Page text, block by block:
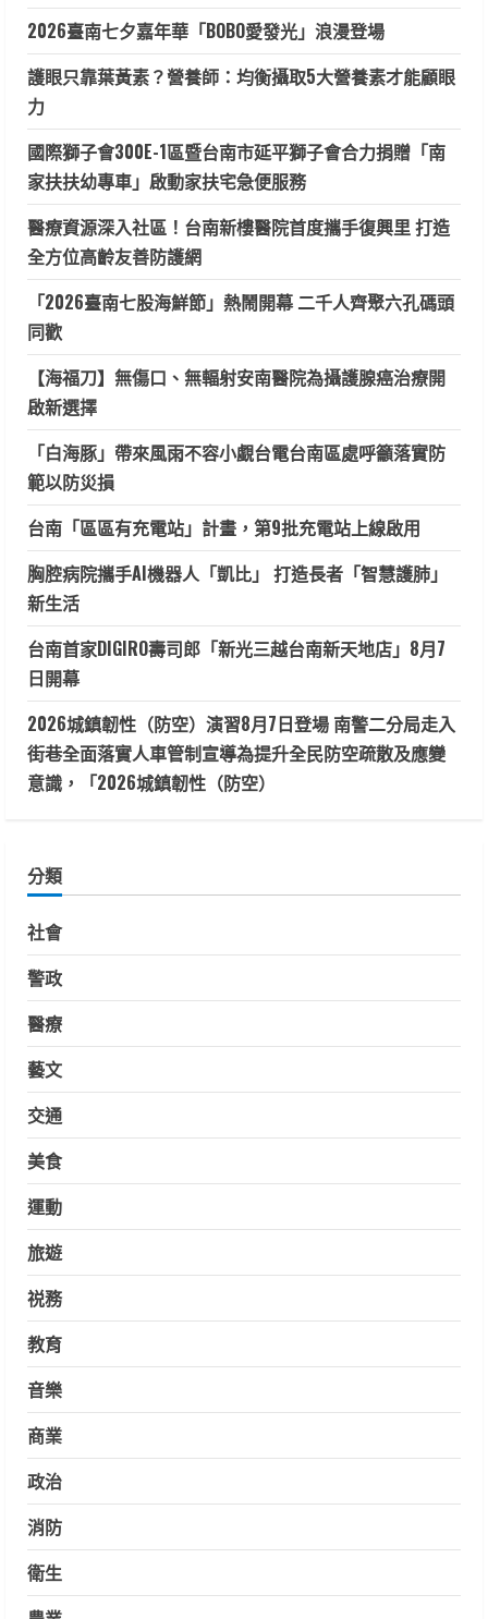
2026臺南七夕嘉年華「BOBO愛發光」浪漫登場
護眼只靠葉黃素？營養師：均衡攝取5大營養素才能顧眼
力
國際獅子會300E-1區暨台南市延平獅子會合力捐贈「南
家扶扶幼專車」啟動家扶宅急便服務
醫療資源深入社區！台南新樓醫院首度攜手復興里 打造
全方位高齡友善防護網
「2026臺南七股海鮮節」熱鬧開幕 二千人齊聚六孔碼頭
同歡
【海福刀】無傷口、無輻射安南醫院為攝護腺癌治療開
啟新選擇
「白海豚」帶來風雨不容小覷台電台南區處呼籲落實防
範以防災損
台南「區區有充電站」計畫，第9批充電站上線啟用
胸腔病院攜手AI機器人「凱比」 打造長者「智慧護肺」
新生活
台南首家DIGIRO壽司郎「新光三越台南新天地店」8月7
日開幕
2026城鎮韌性（防空）演習8月7日登場 南警二分局走入
街巷全面落實人車管制宣導為提升全民防空疏散及應變
意識，「2026城鎮韌性（防空）
分類
社會
警政
醫療
藝文
交通
美食
運動
旅遊
祱務
教育
音樂
商業
政治
消防
衛生